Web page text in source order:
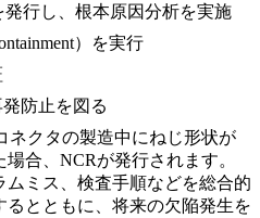
行し、根本原因分析を実施
）を実行
防止を図る
ネクタの製造中にねじ形状が
合、NCRが発行されます。
ミス、検査手順などを総合的
とともに、将来の欠陥発生を